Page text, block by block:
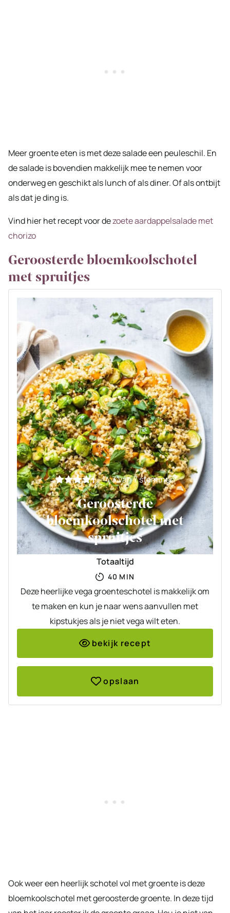
Meer groente eten is met deze salade een peuleschil. En
de salade is bovendien makkelijk mee te nemen voor
onderweg en geschikt als lunch of als diner. Of als ontbijt
als dat je ding is.
Vind hier het recept voor dezoete aardappelsalade met
chorizo
Geroosterde bloemkoolschotel
met spruitjes
4.3van7stemmen
Geroosterde
bloemkoolschotel met
spruitjes
Totaaltijd
40 MINUTEN
MIN
Deze heerlijke vega groenteschotel is makkelijk om
te maken en kun je naar wens aanvullen met
kipstukjes als je niet vega wilt eten.
bekijk recept
opslaan
Ook weer een heerlijk schotel vol met groente is deze
bloemkoolschotel met geroosterde groente. In deze tijd